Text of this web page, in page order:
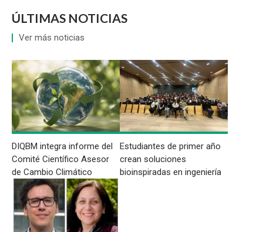
ÚLTIMAS NOTICIAS
Ver más noticias
DIQBM integra informe del
Comité Científico Asesor
de Cambio Climático
Estudiantes de primer año
crean soluciones
bioinspiradas en ingeniería